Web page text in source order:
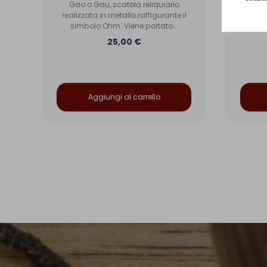
Gao o Gau, scatola reliquiario
realizzata in metallo raffigurante il
simbolo Ohm. Viene portato...
25,00 €
Aggiungi al carrello